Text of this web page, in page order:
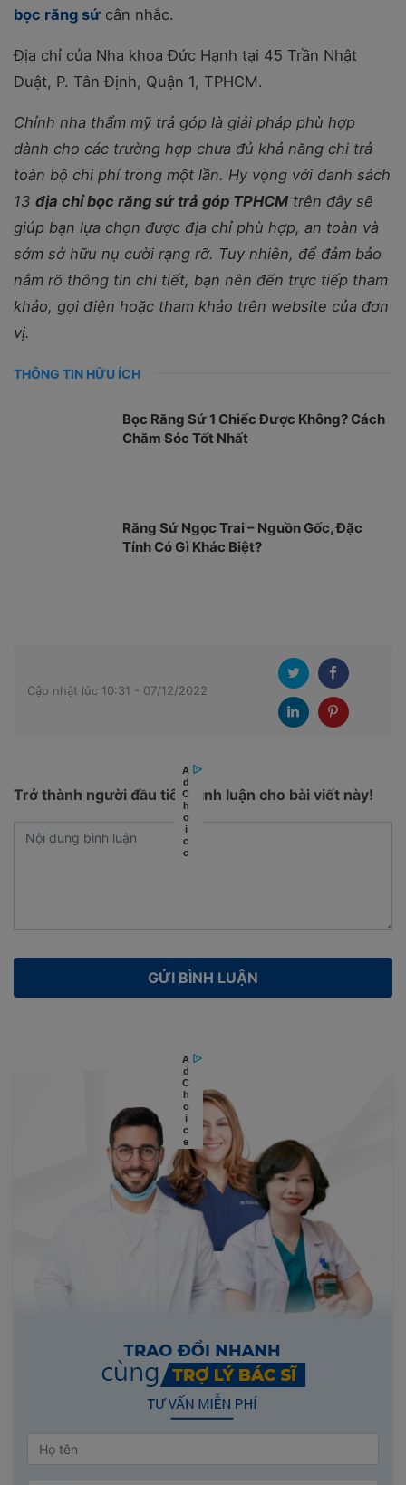
bọc răng sứ cân nhắc.
Địa chỉ của Nha khoa Đức Hạnh tại 45 Trần Nhật
Duật, P. Tân Định, Quận 1, TPHCM.
Chỉnh nha thẩm mỹ trả góp là giải pháp phù hợp
dành cho các trường hợp chưa đủ khả năng chi trả
toàn bộ chi phí trong một lần. Hy vọng với danh sách
13 địa chỉ bọc răng sứ trả góp TPHCM trên đây sẽ
giúp bạn lựa chọn được địa chỉ phù hợp, an toàn và
sớm sở hữu nụ cười rạng rỡ. Tuy nhiên, để đảm bảo
nắm rõ thông tin chi tiết, bạn nên đến trực tiếp tham
khảo, gọi điện hoặc tham khảo trên website của đơn
vị.
THÔNG TIN HỮU ÍCH
Bọc Răng Sứ 1 Chiếc Được Không? Cách
Chăm Sóc Tốt Nhất
Răng Sứ Ngọc Trai – Nguồn Gốc, Đặc
Tính Có Gì Khác Biệt?
Cập nhật lúc 10:31 - 07/12/2022
Trở thành người đầu tiên bình luận cho bài viết này!